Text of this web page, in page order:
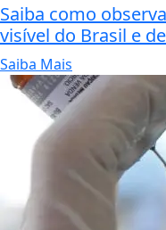
Saiba como
visível do Brasil e
Saiba Mais